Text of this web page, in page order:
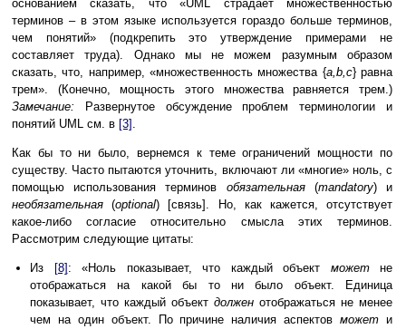
основанием сказать, что «UML страдает множественностью
терминов – в этом языке используется гораздо больше терминов,
чем понятий» (подкрепить это утверждение примерами не
составляет труда). Однако мы не можем разумным образом
сказать, что, например, «множественность множества {a,b,c} равна
трем». (Конечно, мощность этого множества равняется трем.)
Замечание:
Развернутое обсуждение проблем терминологии и
понятий UML см. в [3] .
Как бы то ни было, вернемся к теме ограничений мощности по
существу. Часто пытаются уточнить, включают ли «многие» ноль, с
помощью использования терминов обязательная(mandatory) и
необязательная(optional) [связь]. Но, как кажется, отсутствует
какое-либо согласие относительно смысла этих терминов.
Рассмотрим следующие цитаты:
Из [8] : «Ноль показывает, что каждый объект может не
отображаться на какой бы то ни было объект. Единица
показывает, что каждый объект должен отображаться не менее
чем на один объект. По причине наличия аспектовможети